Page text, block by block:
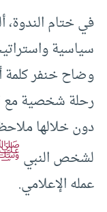
في ختام الندوة،
سياسية
وضاح خنفر كلمة
دون خلالها
لشخص النبي
عمله الإعلامي.